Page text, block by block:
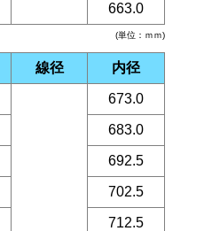
(単位：ｍｍ)
663.0
線径 内径
673.0
683.0
692.5
702.5
712.5